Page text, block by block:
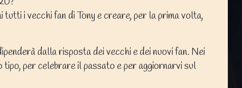
i vecchi fan di Tony e creare, per la prima volta,
dalla risposta dei vecchi e dei nuovi fan. Nei
tipo, per celebrare il passato e per aggiornarvi sul